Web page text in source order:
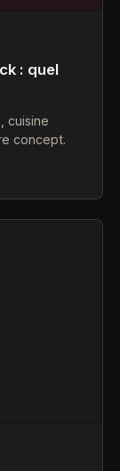
: quel
cuisine
concept.